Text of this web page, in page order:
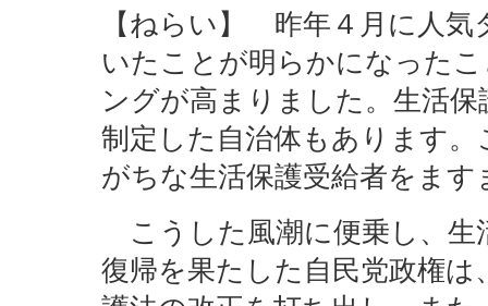
【ねらい】 昨年４月に人気
いたことが明らかになった
ングが高まりました。生活保
制定した自治体もあります
がちな生活保護受給者をま
こうした風潮に便乗し、生
復帰を果たした自民党政権